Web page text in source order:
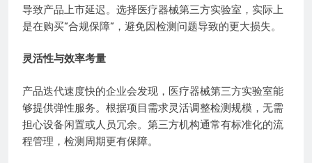
导致产品上市延迟。选择医疗器械第三方实验室，实际上
是在购买”合规保障”，避免因检测问题导致的更大损失。
灵活性与效率考量
产品迭代速度快的企业会发现，医疗器械第三方实验室能
够提供弹性服务。根据项目需求灵活调整检测规模，无需
担心设备闲置或人员冗余。第三方机构通常有标准化的流
程管理，检测周期更有保障。